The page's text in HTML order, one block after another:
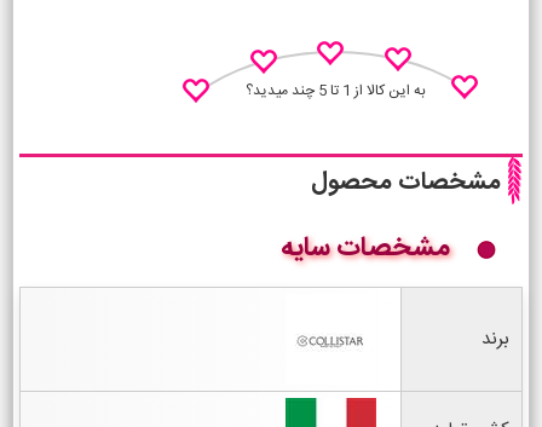
به این کالا از 1 تا 5 چند میدید؟
مشخصات محصول
مشخصات سایه
برند